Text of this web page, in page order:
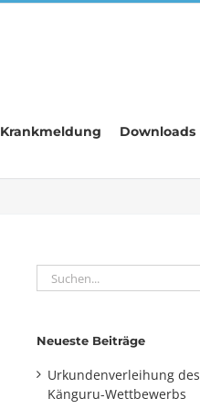
Krankmeldung Downloads
Suche
nach:
Neueste Beiträge
Urkundenverleihung des
Känguru-Wettbewerbs